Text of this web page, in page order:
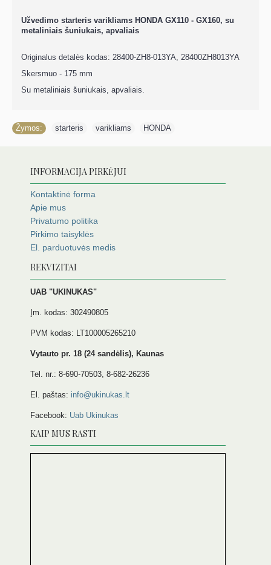
Užvedimo starteris varikliams HONDA GX110 - GX160, su
metaliniais šuniukais, apvaliais
Originalus detalės kodas: 28400-ZH8-013YA, 28400ZH8013YA
Skersmuo - 175 mm
Su metaliniais šuniukais, apvaliais.
Žymos: starteris varikliams HONDA
INFORMACIJA PIRKĖJUI
Kontaktinė forma
Apie mus
Privatumo politika
Pirkimo taisyklės
El. parduotuvės medis
REKVIZITAI
UAB "UKINUKAS"
Įm. kodas: 302490805
PVM kodas: LT100005265210
Vytauto pr. 18 (24 sandėlis), Kaunas
Tel. nr.: 8-690-70503, 8-682-26236
El. paštas: info@ukinukas.lt
Facebook: Uab Ukinukas
KAIP MUS RASTI